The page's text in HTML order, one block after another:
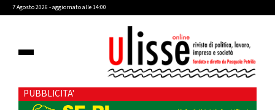
7 Agosto 2026 - aggiornato alle 14:00
PUBBLICITA'